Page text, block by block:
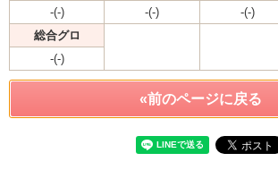
-(-)
-(-) -(-)
総合グロ
-(-)
«前のページに戻る